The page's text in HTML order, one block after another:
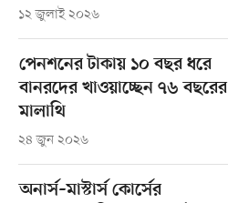
১২ জুলাই ২০২৬
পেনশনের টাকায় ১০ বছর ধরে
বানরদের খাওয়াচ্ছেন ৭৬ বছরের
মালাথি
২৪ জুন ২০২৬
অনার্স–মাস্টার্স কোর্সের